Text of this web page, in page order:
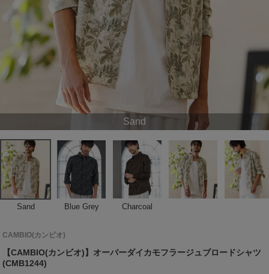
Sand
Sand Blue Grey Charcoal
CAMBIO(カンビオ)
【CAMBIO(カンビオ)】オーバーダイカモフラージュブロードシャツ
(CMB1244)